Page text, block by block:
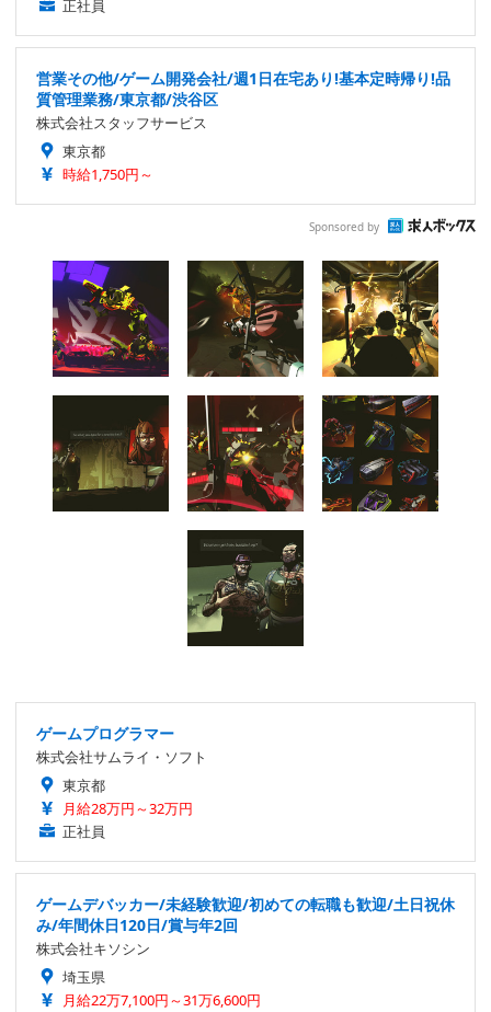
正社員
営業その他/ゲーム開発会社/週1日在宅あり!基本定時帰り!品
質管理業務/東京都/渋谷区
株式会社スタッフサービス
東京都
時給1,750円～
Sponsored by
ゲームプログラマー
株式会社サムライ・ソフト
東京都
月給28万円～32万円
正社員
ゲームデバッカー/未経験歓迎/初めての転職も歓迎/土日祝休
み/年間休日120日/賞与年2回
株式会社キソシン
埼玉県
月給22万7,100円～31万6,600円